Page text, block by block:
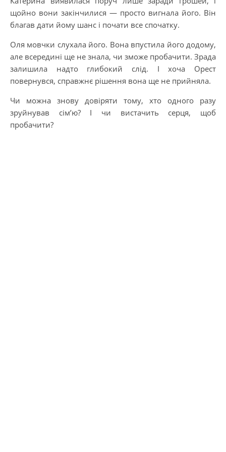
щойно вони закінчилися — просто вигнала його. Він
благав дати йому шанс і почати все спочатку.
Оля мовчки слухала його. Вона впустила його додому,
але всередині ще не знала, чи зможе пробачити. Зрада
залишила надто глибокий слід. І хоча Орест
повернувся, справжнє рішення вона ще не прийняла.
Чи можна знову довіряти тому, хто одного разу
зруйнував сім’ю? І чи вистачить серця, щоб
пробачити?